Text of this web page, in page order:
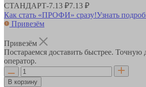
СТАНДАРТ-7.13 ₽7.13 ₽
Как стать «ПРОФИ» сразу!Узнать
Привезём
Привезём
Постараемся доставить быстрее. Точную
оператор.
В корзину